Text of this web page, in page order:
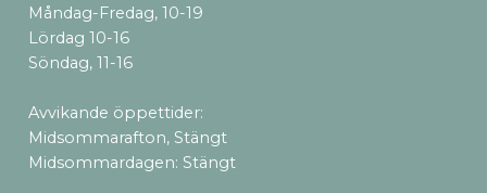
Måndag-Fredag, 10-19
Lördag 10-16
Söndag, 11-16
Avvikande öppettider:
Midsommarafton, Stängt
Midsommardagen: Stängt